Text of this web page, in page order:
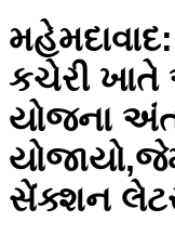
કચેરી
યોજના
સેંક્શન